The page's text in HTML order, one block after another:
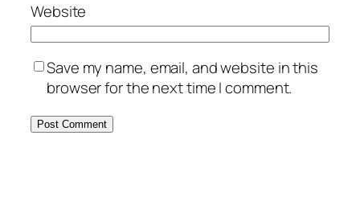
Website
Save my name, email, and website in this
browser for the next time I comment.